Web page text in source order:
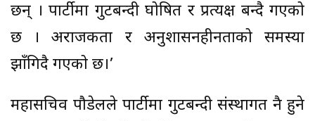
छन् । पार्टीमा गुटबन्दी घोषित र प्रत्यक्ष बन्दै गएको
छ । अराजकता र अनुशासनहीनताको समस्या
झाँगिदै गएको छ।’
महासचिव पौडेलले पार्टीमा गुटबन्दी संस्थागत नै हुने